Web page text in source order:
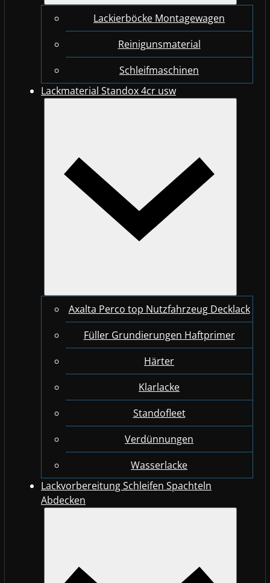
Lackierböcke Montagewagen
Reinigunsmaterial
Schleifmaschinen
Lackmaterial Standox 4cr usw
Axalta Perco top Nutzfahrzeug Decklack
Füller Grundierungen Haftprimer
Härter
Klarlacke
Standofleet
Verdünnungen
Wasserlacke
Lackvorbereitung Schleifen Spachteln
Abdecken